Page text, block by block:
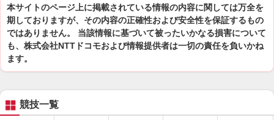
本サイトのページ上に掲載されている情報の内容に関しては万全を
期しておりますが、その内容の正確性および安全性を保証するもの
ではありません。 当該情報に基づいて被ったいかなる損害について
も、株式会社NTTドコモおよび情報提供者は一切の責任を負いかね
ます。
競技一覧